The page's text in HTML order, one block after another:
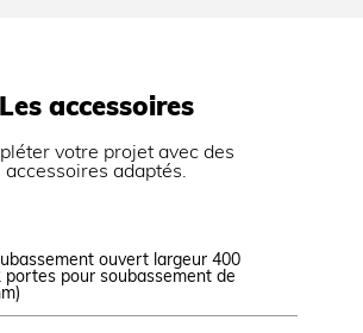
(LxPxH) (mm)
(LxPxH) (mm) 845x825x1200
Les accessoires
votre projet avec des
accessoires adaptés.
ouvert largeur 400
portes pour soubassement de